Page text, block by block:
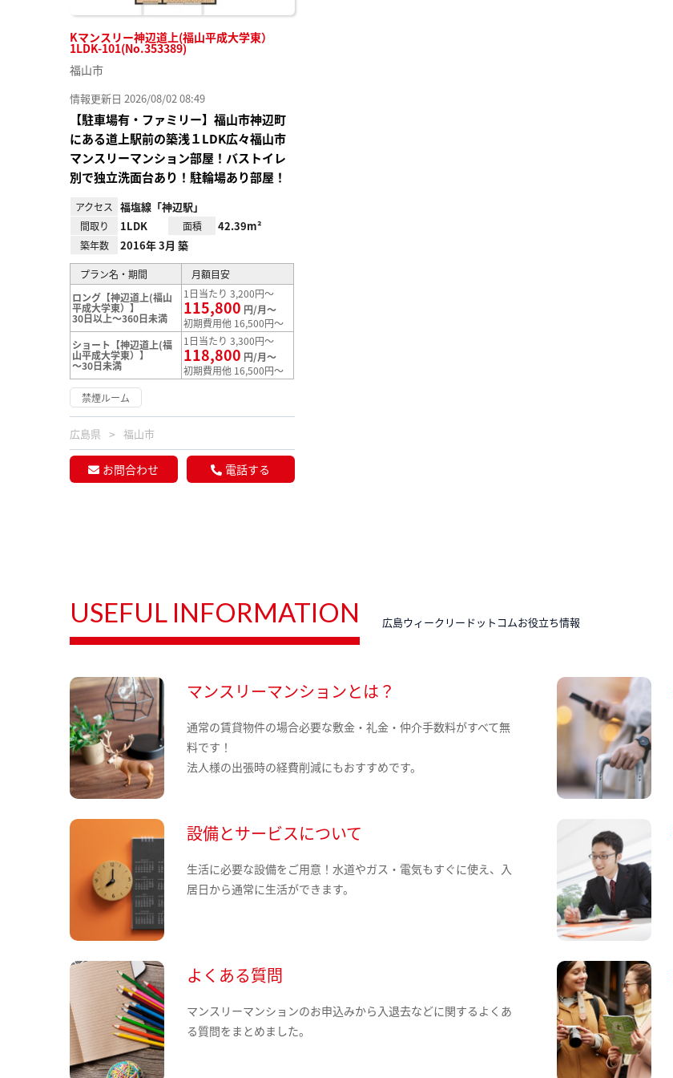
Kマンスリー神辺道上(福山平成大学東）
1LDK-101(No.353389)
福山市
情報更新日 2026/08/02 08:49
【駐車場有・ファミリー】福山市神辺町
にある道上駅前の築浅１LDK広々福山市
マンスリーマンション部屋！バストイレ
別で独立洗面台あり！駐輪場あり部屋！
アクセス 福塩線「神辺駅」
間取り 1LDK 面積 42.39m²
築年数 2016年 3月 築
プラン名・期間
月額目安
ロング【神辺道上(福山
平成大学東）】
30日以上～360日未満
1日当たり 3,200円～
115,800 円/月～
初期費用他 16,500円～
ショート【神辺道上(福
山平成大学東）】
～30日未満
1日当たり 3,300円～
118,800 円/月～
初期費用他 16,500円～
禁煙ルーム
広島県 福山市
お問合わせ 電話する
USEFUL INFORMATION 広島ウィークリードットコムお役立ち情報
マンスリーマンションとは？
通常の賃貸物件の場合必要な敷金・礼金・仲介手数料がすべて無
料です！
法人様の出張時の経費削減にもおすすめです。
設備とサービスについて
生活に必要な設備をご用意！水道やガス・電気もすぐに使え、入
居日から通常に生活ができます。
よくある質問
マンスリーマンションのお申込みから入退去などに関するよくあ
る質問をまとめました。